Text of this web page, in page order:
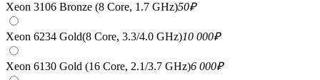
Xeon 3106 Bronze (8 Core, 1.7 GHz)50₽
Xeon 6234 Gold(8 Core, 3.3/4.0 GHz)10 000₽
Xeon 6130 Gold (16 Core, 2.1/3.7 GHz)6 000₽